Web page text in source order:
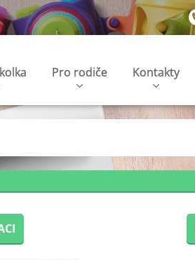
Pro rodiče Kontakty